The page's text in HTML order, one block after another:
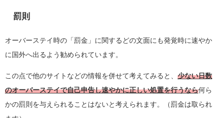
罰則
オーバーステイ時の「罰金」に関するどの文面にも発覚時に速やか
に国外へ出るよう勧められています。
この点で他のサイトなどの情報を併せて考えてみると、 少ない日数
のオーバーステイで自己申告し速やかに正しい処置を行うなら何ら
かの罰則を与えられることはないと考えられます。（罰金は取られ